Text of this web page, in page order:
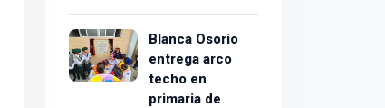
Blanca Osorio
entrega arco
techo en
primaria de